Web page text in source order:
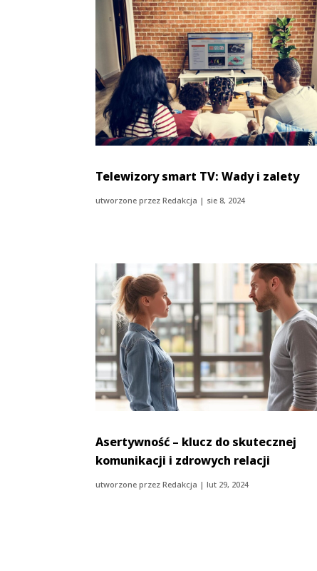
Telewizory smart TV: Wady i zalety
utworzone przezRedakcja | sie 8, 2024
Asertywność – klucz do skutecznej
komunikacji i zdrowych relacji
utworzone przezRedakcja |lut 29, 2024